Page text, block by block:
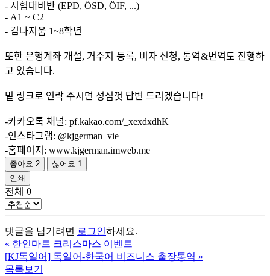
- 시험대비반 (EPD, ÖSD, ÖIF, ...)
- A1 ~ C2
- 김나지움 1~8학년
또한 은행계좌 개설, 거주지 등록, 비자 신청, 통역&번역도 진행하
고 있습니다.
밑 링크로 연락 주시면 성심껏 답변 드리겠습니다!
-카카오톡 채널: pf.kakao.com/_xexdxdhK
-인스타그램: @kjgerman_vie
-홈페이지: www.kjgerman.imweb.me
좋아요 2 싫어요 1
인쇄
전체 0
댓글을 남기려면 로그인하세요.
« 한인마트 크리스마스 이벤트
[KJ독일어] 독일어-한국어 비즈니스 출장통역 »
목록보기